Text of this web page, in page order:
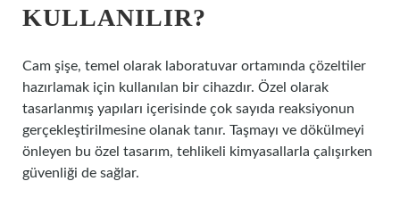
KULLANILIR?
Cam şişe, temel olarak laboratuvar ortamında çözeltiler
hazırlamak için kullanılan bir cihazdır. Özel olarak
tasarlanmış yapıları içerisinde çok sayıda reaksiyonun
gerçekleştirilmesine olanak tanır. Taşmayı ve dökülmeyi
önleyen bu özel tasarım, tehlikeli kimyasallarla çalışırken
güvenliği de sağlar.